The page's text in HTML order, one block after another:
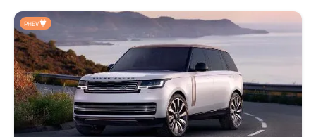
المواصفات، الصور، استهلاك الوقود والمراجعات.
نماذج لاند روفر قائمة الأسعار
لاند روفر رينج روفر SAR 591,500 - 1.3
مليون
لاند روفر ديفندر
SAR 275,770 - 543,260
PHEV